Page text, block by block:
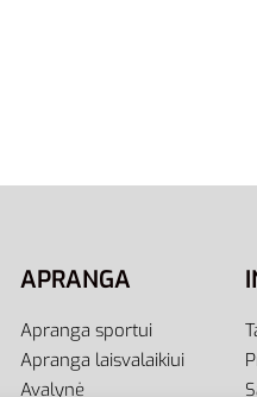
APRANGA
Apranga sportui
Apranga laisvalaikiui
Avalynė